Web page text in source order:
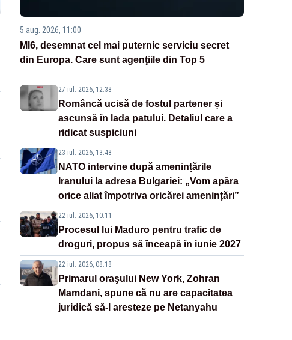
5 aug. 2026, 11:00
MI6, desemnat cel mai puternic serviciu secret
din Europa. Care sunt agenţiile din Top 5
27 iul. 2026, 12:38
Româncă ucisă de fostul partener și
ascunsă în lada patului. Detaliul care a
ridicat suspiciuni
23 iul. 2026, 13:48
NATO intervine după amenințările
Iranului la adresa Bulgariei: „Vom apăra
orice aliat împotriva oricărei amenințări”
22 iul. 2026, 10:11
Procesul lui Maduro pentru trafic de
droguri, propus să înceapă în iunie 2027
22 iul. 2026, 08:18
Primarul oraşului New York, Zohran
Mamdani, spune că nu are capacitatea
juridică să-l aresteze pe Netanyahu